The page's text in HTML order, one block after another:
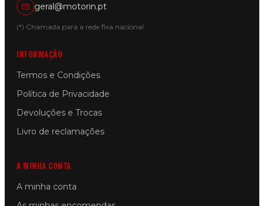
geral@motorin.pt
(*) Chamada para a rede fixa nacional
INFORMAÇÃO
Termos e Condições
Política de Privacidade
Devoluções e Trocas
Livro de reclamações
A MINHA CONTA
A minha conta